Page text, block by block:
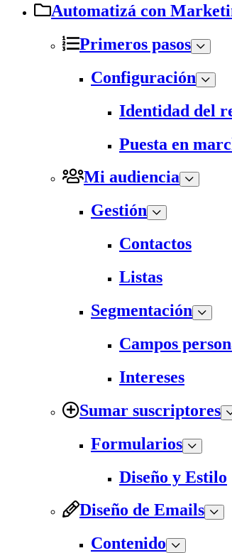
Automatizá con
Primeros pasos
Configuración
Identidad del
Puesta en
Mi audiencia
Gestión
Contactos
Listas
Segmentación
Campos
Intereses
Sumar suscriptores
Formularios
Diseño y Estilo
Diseño de Emails
Contenido